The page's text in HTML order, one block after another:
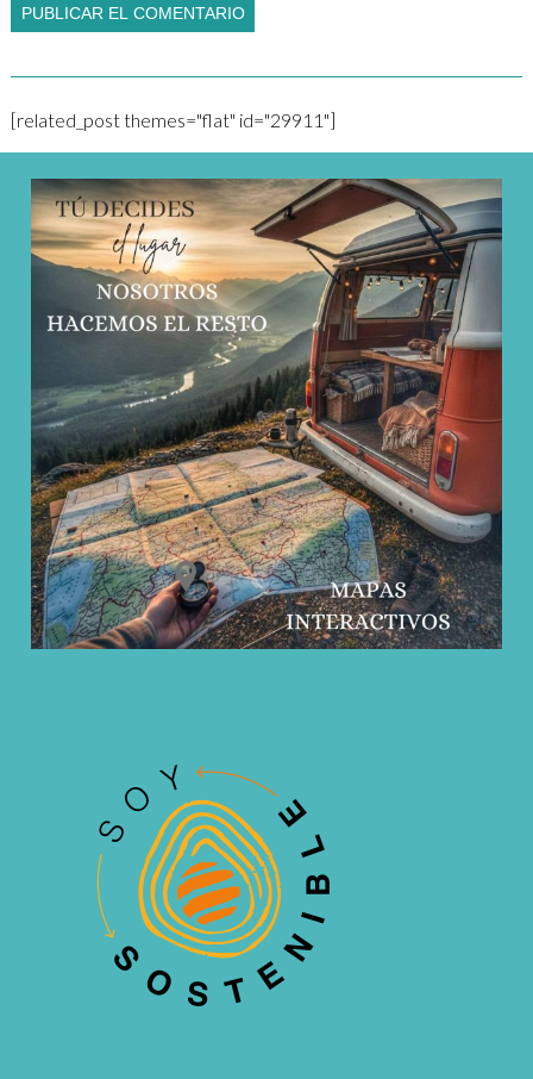
[related_post themes="flat" id="29911"]